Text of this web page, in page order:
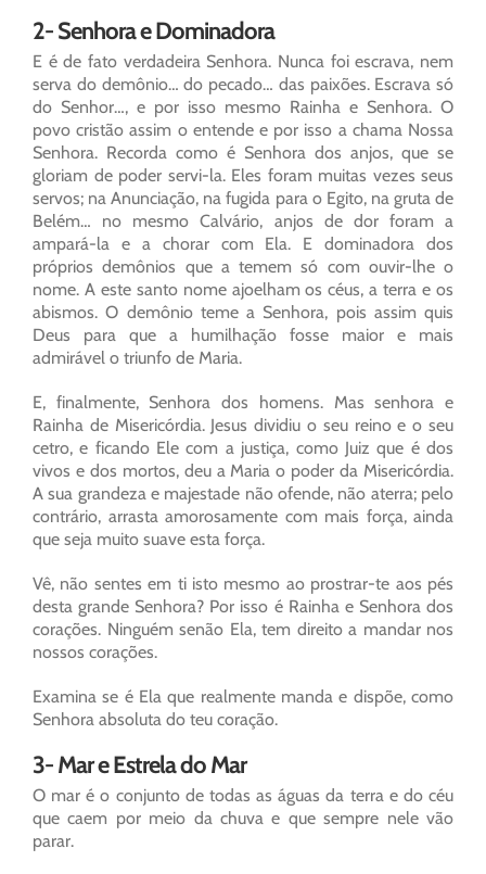
2- Senhora e Dominadora
E é de fato verdadeira Senhora. Nunca foi escrava, nem
serva do demônio… do pecado… das paixões. Escrava só
do Senhor…, e por isso mesmo Rainha e Senhora. O
povo cristão assim o entende e por isso a chama Nossa
Senhora. Recorda como é Senhora dos anjos, que se
gloriam de poder servi-la. Eles foram muitas vezes seus
servos; na Anunciação, na fugida para o Egito, na gruta de
Belém… no mesmo Calvário, anjos de dor foram a
ampará-la e a chorar com Ela. E dominadora dos
próprios demônios que a temem só com ouvir-lhe o
nome. A este santo nome ajoelham os céus, a terra e os
abismos. O demônio teme a Senhora, pois assim quis
Deus para que a humilhação fosse maior e mais
admirável o triunfo de Maria.
E, finalmente, Senhora dos homens. Mas senhora e
Rainha de Misericórdia. Jesus dividiu o seu reino e o seu
cetro, e ficando Ele com a justiça, como Juiz que é dos
vivos e dos mortos, deu a Maria o poder da Misericórdia.
A sua grandeza e majestade não ofende, não aterra; pelo
contrário, arrasta amorosamente com mais força, ainda
que seja muito suave esta força.
Vê, não sentes em ti isto mesmo ao prostrar-te aos pés
desta grande Senhora? Por isso é Rainha e Senhora dos
corações. Ninguém senão Ela, tem direito a mandar nos
nossos corações.
Examina se é Ela que realmente manda e dispõe, como
Senhora absoluta do teu coração.
3- Mar e Estrela do Mar
O mar é o conjunto de todas as águas da terra e do céu
que caem por meio da chuva e que sempre nele vão
parar.